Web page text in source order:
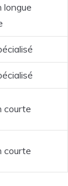
longue
courte
courte